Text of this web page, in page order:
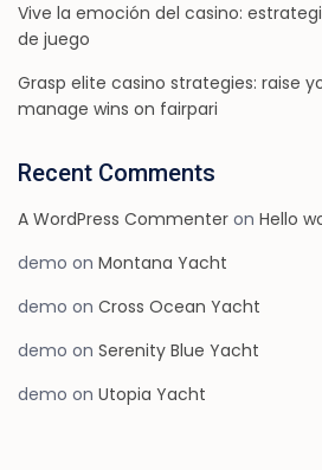
Vive la emoción del casino:
de juego
Grasp elite casino strategies: raise
manage wins on fairpari
Recent Comments
A WordPress Commenter onHello
demo onMontana Yacht
demo onCross Ocean Yacht
demo onSerenity Blue Yacht
demo onUtopia Yacht